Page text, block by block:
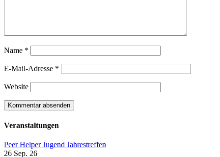
Name *
E-Mail-Adresse *
Website
Veranstaltungen
Peer Helper Jugend Jahrestreffen
26 Sep. 26